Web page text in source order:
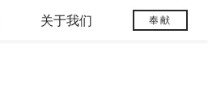
关于我们 奉献